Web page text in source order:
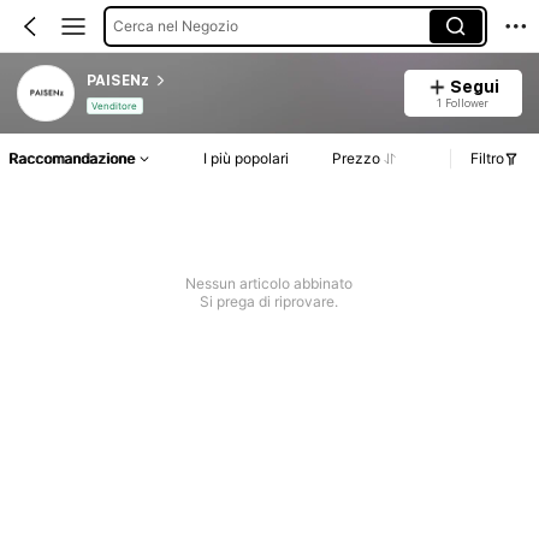
Cerca nel Negozio
PAISENz
Venditore
Segui
1 Follower
Raccomandazione I più popolari Prezzo Filtro
Nessun articolo abbinato
Si prega di riprovare.